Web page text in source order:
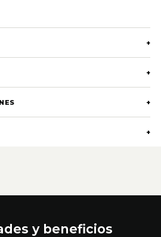
+
+
+
+
y beneficios